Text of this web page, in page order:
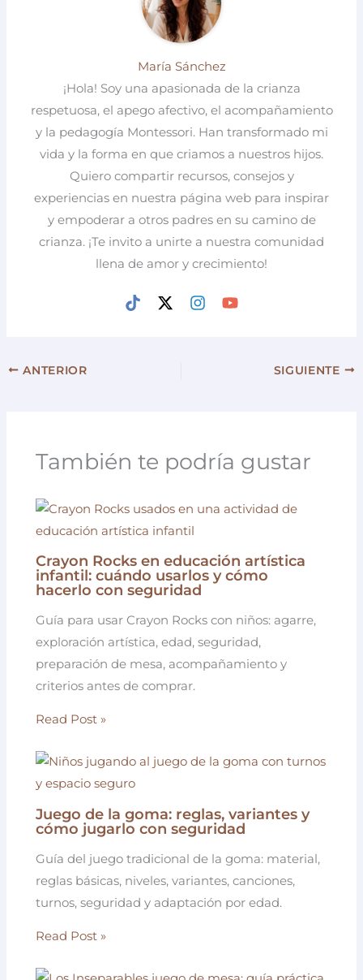
María Sánchez
¡Hola! Soy una apasionada de la crianza
respetuosa, el apego afectivo, el acompañamiento
y la pedagogía Montessori. Han transformado mi
vida y la forma en que criamos a nuestros hijos.
Quiero compartir recursos, consejos y
experiencias en nuestra página web para inspirar
y empoderar a otros padres en su camino de
crianza. ¡Te invito a unirte a nuestra comunidad
llena de amor y crecimiento!
ANTERIOR SIGUIENTE
También te podría gustar
Crayon Rocks en educación artística
infantil: cuándo usarlos y cómo
hacerlo con seguridad
Guía para usar Crayon Rocks con niños: agarre,
exploración artística, edad, seguridad,
preparación de mesa, acompañamiento y
criterios antes de comprar.
Read Post »
Juego de la goma: reglas, variantes y
cómo jugarlo con seguridad
Guía del juego tradicional de la goma: material,
reglas básicas, niveles, variantes, canciones,
turnos, seguridad y adaptación por edad.
Read Post »